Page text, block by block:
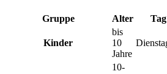
Gruppe Alter Tag
Kinder
bis
10
Jahre
10-